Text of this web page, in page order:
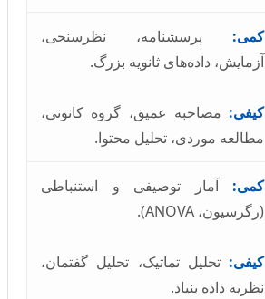
کمی: پرسشنامه، نظرسنجی،
آزمایش، داده‌های ثانویه بزرگ.
کیفی: مصاحبه عمیق، گروه کانونی،
مطالعه موردی، تحلیل محتوا.
کمی: آمار توصیفی و استنباطی
(رگرسیون، ANOVA).
کیفی: تحلیل تماتیک، تحلیل گفتمان،
نظریه داده بنیاد.